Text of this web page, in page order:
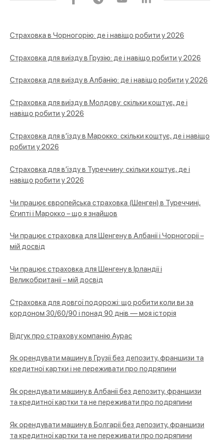
e
o
k
e
r
m
T
b
k
d
n
Страховка в Чорногорію: де і навіщо робити у 2026
Страховка для виїзду в Грузію: де і навіщо робити у 2026
Страховка для виїзду в Албанію: де і навіщо робити у 2026
Страховка для виїзду в Молдову: скільки коштує, де і
навіщо робити у 2026
Страховка для в’їзду в Марокко: скільки коштує, де і навіщо
робити у 2026
Страховка для в’їзду в Туреччину: скільки коштує, де і
навіщо робити у 2026
Чи працює європейська страховка (Шенген) в Туреччині,
Єгипті і Марокко – що я знайшов
Чи працює страховка для Шенгену в Албанії і Чорногорії –
мій досвід
Чи працює страховка для Шенгену в Ірландії і
Великобританії – мій досвід
Страховка для довгої подорожі: що робити коли ви за
кордоном 30/60/90 і понад 90 днів — моя історія
Відгук про страхову компанію Аурас
Як орендувати машину в Грузії без депозиту, франшизи та
кредитної картки і не переживати про подряпини
Як орендувати машину в Албанії без депозиту, франшизи
та кредитної картки та не переживати про подряпини
Як орендувати машину в Болгарії без депозиту, франшизи
та кредитної картки та не переживати про подряпини